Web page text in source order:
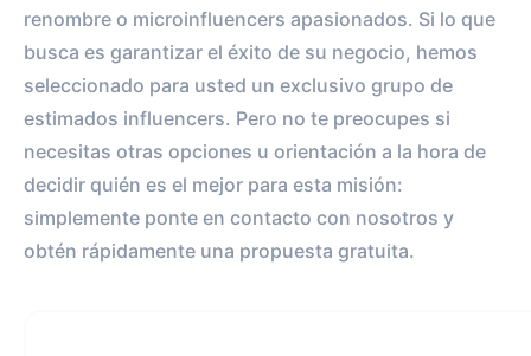
renombre o microinfluencers apasionados. Si lo que
busca es garantizar el éxito de su negocio, hemos
seleccionado para usted un exclusivo grupo de
estimados influencers. Pero no te preocupes si
necesitas otras opciones u orientación a la hora de
decidir quién es el mejor para esta misión:
simplemente ponte en contacto con nosotros y
obtén rápidamente una propuesta gratuita.